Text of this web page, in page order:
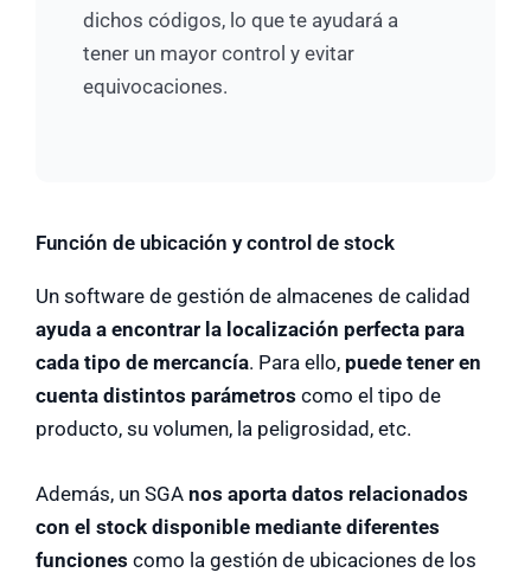
dichos códigos, lo que te ayudará a
tener un mayor control y evitar
equivocaciones.
Función de ubicación y control de stock
Un software de gestión de almacenes de calidad
ayuda a encontrar la localización perfecta para
cada tipo de mercancía. Para ello, puede tener en
cuenta distintos parámetros como el tipo de
producto, su volumen, la peligrosidad, etc.
Además, un SGA nos aporta datos relacionados
con el stock disponible mediante diferentes
funciones como la gestión de ubicaciones de los